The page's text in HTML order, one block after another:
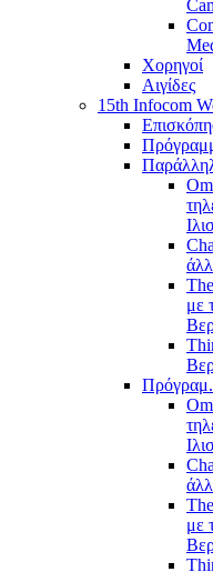
Χορηγοί
Αιγίδες
15th Infocom
με
με